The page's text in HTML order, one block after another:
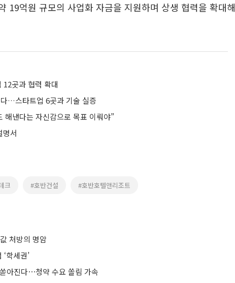
19억원 규모의 사업화 자금을 지원하며 상생 협력을 확대해
12곳과 협력 확대
다…스타트업 6곳과 기술 실증
해낸다는 자신감으로 목표 이뤄야”
명서
크 #호반건설 #호반호텔앤리조트
처방의 명암
학세권’
아진다⋯청약 수요 쏠림 가속